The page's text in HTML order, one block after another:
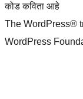
कोड कविता आहे
The WordPress®
WordPress